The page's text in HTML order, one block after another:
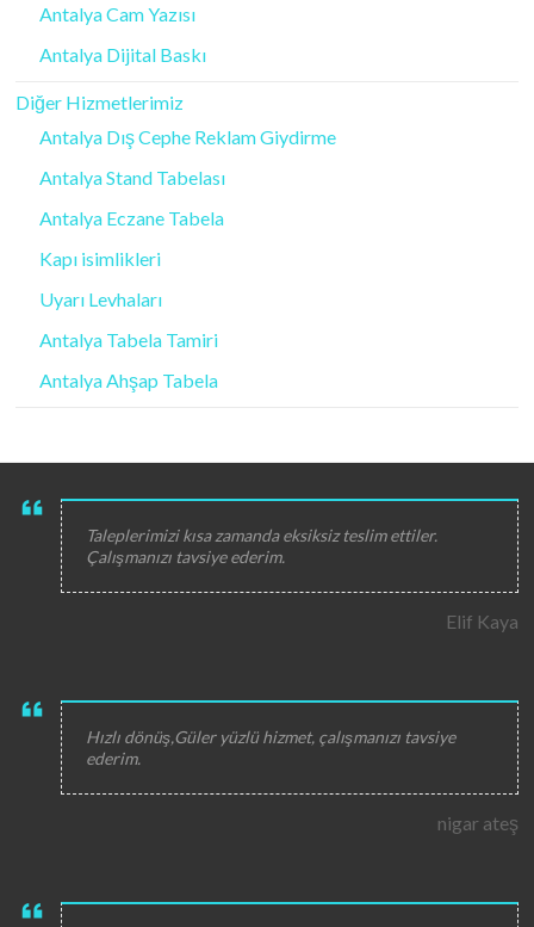
Antalya Cam Yazısı
Antalya Dijital Baskı
Diğer Hizmetlerimiz
Antalya Dış Cephe Reklam Giydirme
Antalya Stand Tabelası
Antalya Eczane Tabela
Kapı isimlikleri
Uyarı Levhaları
Antalya Tabela Tamiri
Antalya Ahşap Tabela
Taleplerimizi kısa zamanda eksiksiz teslim ettiler.
Çalışmanızı tavsiye ederim.
Elif Kaya
Hızlı dönüş,Güler yüzlü hizmet, çalışmanızı tavsiye
ederim.
nigar ateş